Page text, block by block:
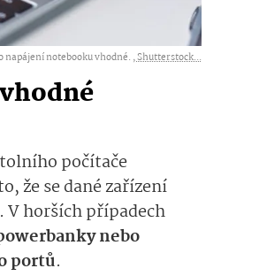
napájení notebooku vhodné. ,Shutterstock...
počítače
že se dané zařízení
. V horších případech
nebo
portů.